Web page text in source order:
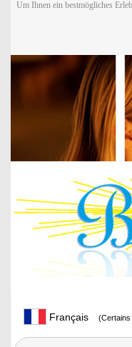
Um Ihnen ein bestmögliches
Français (Certains